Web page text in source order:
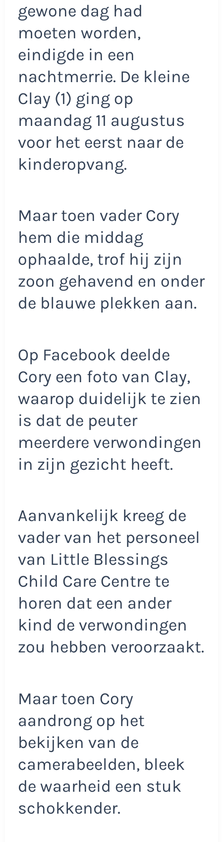
gewone dag had
moeten worden,
eindigde in een
nachtmerrie. De kleine
Clay (1) ging op
maandag 11 augustus
voor het eerst naar de
kinderopvang.
Maar toen vader Cory
hem die middag
ophaalde, trof hij zijn
zoon gehavend en onder
de blauwe plekken aan.
Op Facebook deelde
Cory een foto van Clay,
waarop duidelijk te zien
is dat de peuter
meerdere verwondingen
in zijn gezicht heeft.
Aanvankelijk kreeg de
vader van het personeel
van Little Blessings
Child Care Centre te
horen dat een ander
kind de verwondingen
zou hebben veroorzaakt.
Maar toen Cory
aandrong op het
bekijken van de
camerabeelden, bleek
de waarheid een stuk
schokkender.